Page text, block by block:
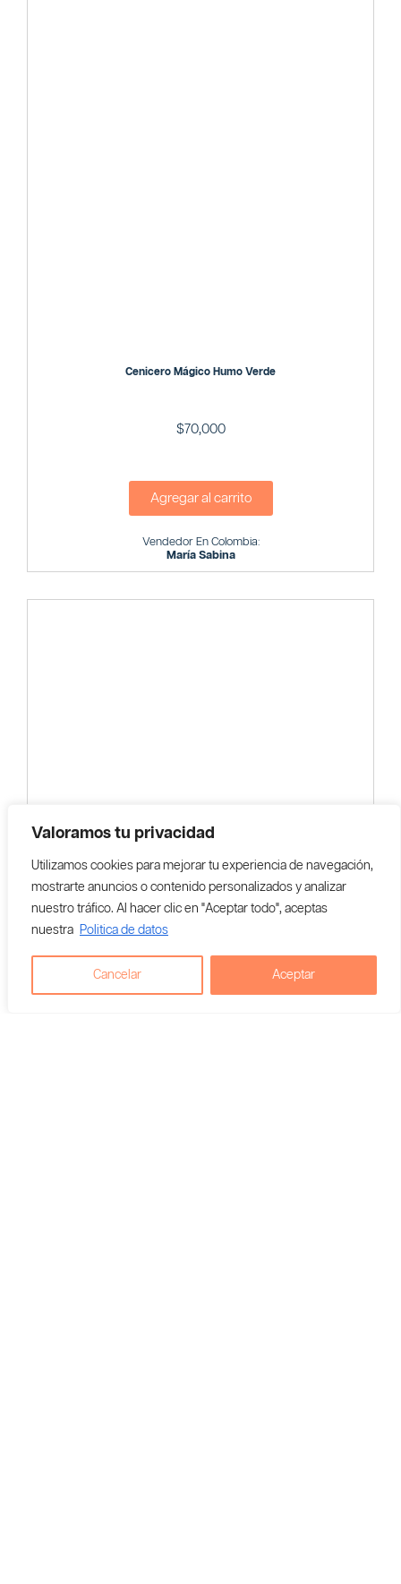
Valoramos tu privacidad
Utilizamos cookies para mejorar tu experiencia de navegación,
mostrarte anuncios o contenido personalizados y analizar
nuestro tráfico. Al hacer clic en "Aceptar todo", aceptas
nuestra Politica de datos
Cancelar Aceptar
Cenicero Mágico Humo Verde
$ 70,000
Agregar al carrito
Vendedor En Colombia:
María Sabina